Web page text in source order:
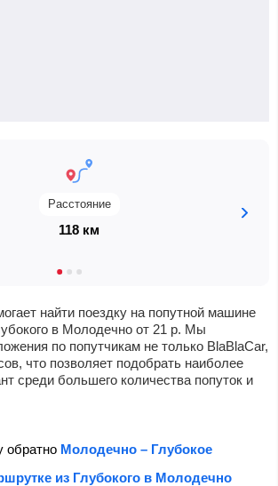
Расстояние
118 км
найти поездку на попутной машине
в Молодечно от 21 р. Мы
по попутчикам не только BlaBlaCar,
что позволяет подобрать наиболее
среди большего количества попуток и
обратно Молодечно – Глубокое
из Глубокого в Молодечно